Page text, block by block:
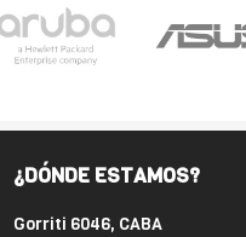
¿DÓNDE ESTAMOS?
Gorriti 6046, CABA